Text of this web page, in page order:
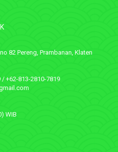
82 Pereng, Prambanan, Klaten
/ +62-813-2810-7819
WIB